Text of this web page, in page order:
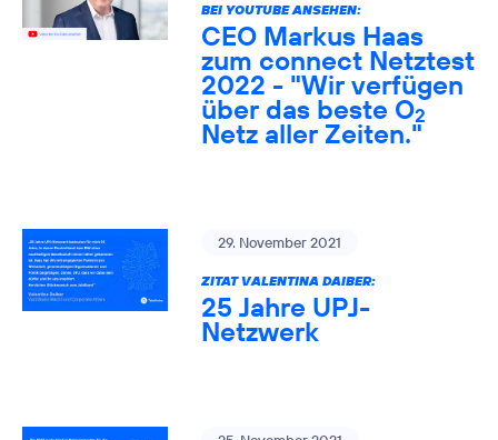
BEI YOUTUBE ANSEHEN:
CEO Markus Haas
zum connect Netztest
2022 - "Wir verfügen
über das beste O2
Netz aller Zeiten."
29. November 2021
ZITAT VALENTINA DAIBER:
25 Jahre UPJ-
Netzwerk